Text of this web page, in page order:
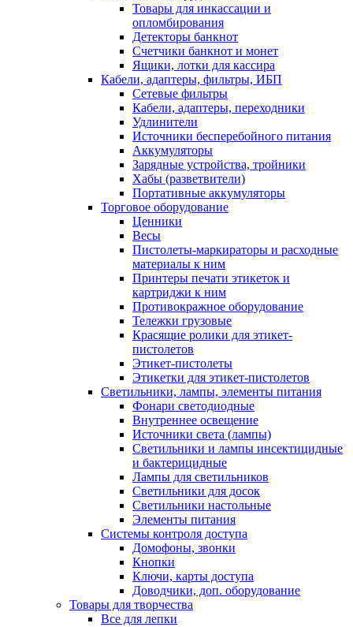
Товары для инкассации и
опломбирования
Детекторы банкнот
Счетчики банкнот и монет
Ящики, лотки для кассира
Кабели, адаптеры, фильтры, ИБП
Сетевые фильтры
Кабели, адаптеры, переходники
Удлинители
Источники бесперебойного питания
Аккумуляторы
Зарядные устройства, тройники
Хабы (разветвители)
Портативные аккумуляторы
Торговое оборудование
Ценники
Весы
Пистолеты-маркираторы и расходные
материалы к ним
Принтеры печати этикеток и
картриджи к ним
Противокражное оборудование
Тележки грузовые
Красящие ролики для этикет-
пистолетов
Этикет-пистолеты
Этикетки для этикет-пистолетов
Светильники, лампы, элементы питания
Фонари светодиодные
Внутреннее освещение
Источники света (лампы)
Светильники и лампы инсектицидные
и бактерицидные
Лампы для светильников
Светильники для досок
Светильники настольные
Элементы питания
Системы контроля доступа
Домофоны, звонки
Кнопки
Ключи, карты доступа
Доводчики, доп. оборудование
Товары для творчества
Все для лепки